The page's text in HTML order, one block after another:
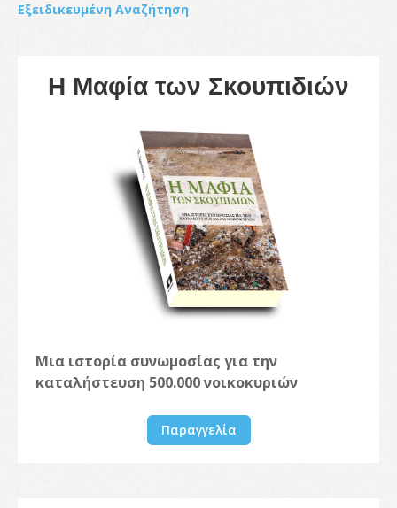
Εξειδικευμένη Αναζήτηση
Η Μαφία των Σκουπιδιών
Μια ιστορία συνωμοσίας για την
καταλήστευση 500.000 νοικοκυριών
Παραγγελία